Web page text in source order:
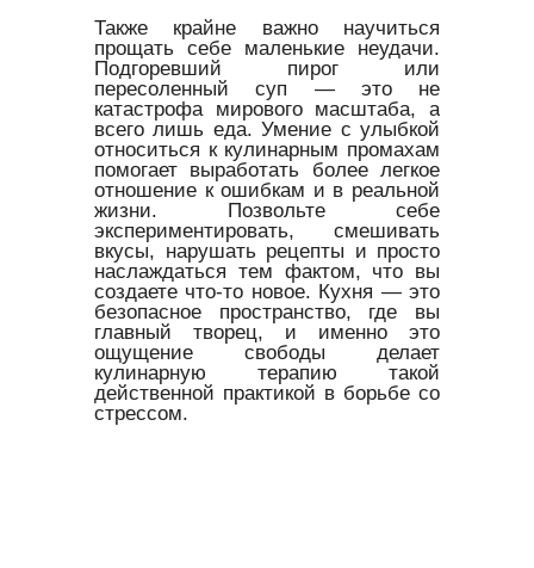
Также крайне важно научиться
прощать себе маленькие неудачи.
Подгоревший пирог или
пересоленный суп — это не
катастрофа мирового масштаба, а
всего лишь еда. Умение с улыбкой
относиться к кулинарным промахам
помогает выработать более легкое
отношение к ошибкам и в реальной
жизни. Позвольте себе
экспериментировать, смешивать
вкусы, нарушать рецепты и просто
наслаждаться тем фактом, что вы
создаете что-то новое. Кухня — это
безопасное пространство, где вы
главный творец, и именно это
ощущение свободы делает
кулинарную терапию такой
действенной практикой в борьбе со
стрессом.